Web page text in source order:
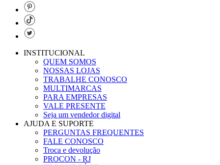
INSTITUCIONAL
QUEM SOMOS
NOSSAS LOJAS
TRABALHE CONOSCO
MULTIMARCAS
PARA EMPRESAS
VALE PRESENTE
Seja um vendedor digital
AJUDA E SUPORTE
PERGUNTAS FREQUENTES
FALE CONOSCO
Troca e devolução
PROCON - RJ